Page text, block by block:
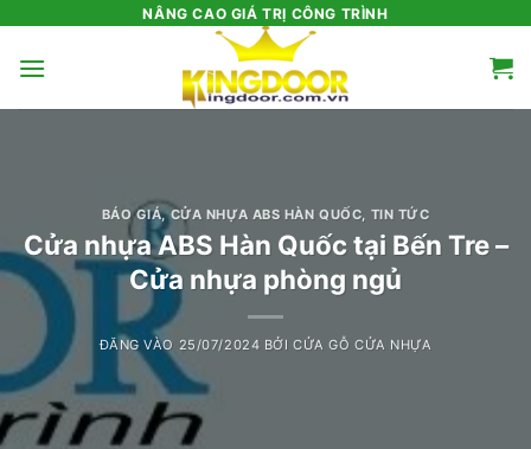
nội
NÂNG CAO GIÁ TRỊ CÔNG TRÌNH
BÁO GIÁ,CỬA NHỰA ABS HÀN QUỐC TIN TỨC
Cửa nhựa ABS Hàn Quốc tại Bến Tre –
Cửa nhựa phòng ngủ
ĐĂNG VÀO 25/07/2024 BỞICỬA GỖ CỬA NHỰA